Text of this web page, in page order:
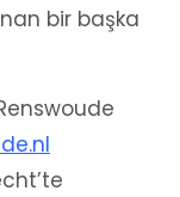
bir başka